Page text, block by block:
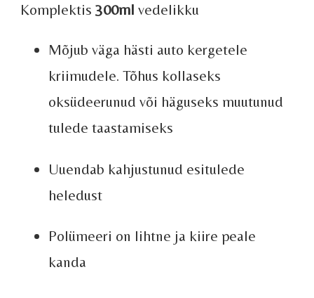
Komplektis 300ml vedelikku
Mõjub väga hästi auto kergetele
kriimudele. Tõhus kollaseks
oksüdeerunud või häguseks muutunud
tulede taastamiseks
Uuendab kahjustunud esitulede
heledust
Polümeeri on lihtne ja kiire peale
kanda